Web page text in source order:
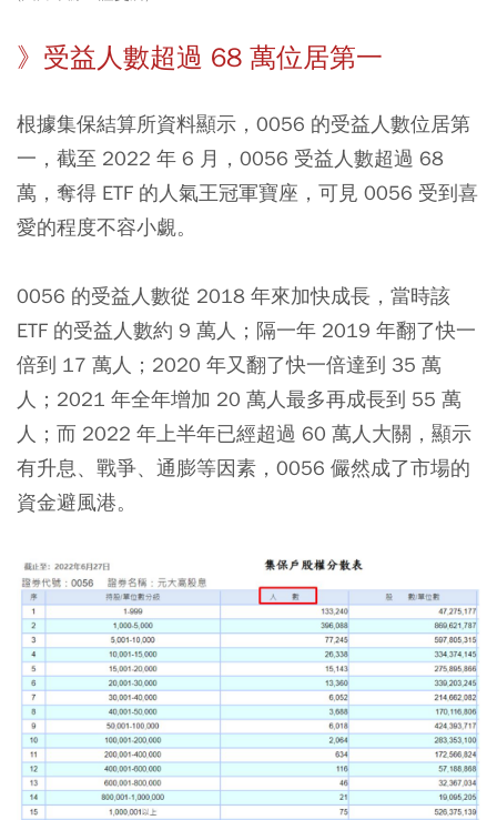
》受益人數超過 68 萬位居第一
根據集保結算所資料顯示，0056 的受益人數位居第
一，截至 2022 年 6 月，0056 受益人數超過 68
萬，奪得 ETF 的人氣王冠軍寶座，可見 0056 受到喜
愛的程度不容小覷。
0056 的受益人數從 2018 年來加快成長，當時該
ETF 的受益人數約 9 萬人；隔一年 2019 年翻了快一
倍到 17 萬人；2020 年又翻了快一倍達到 35 萬
人；2021 年全年增加 20 萬人最多再成長到 55 萬
人；而 2022 年上半年已經超過 60 萬人大關，顯示
有升息、戰爭、通膨等因素，0056 儼然成了市場的
資金避風港。